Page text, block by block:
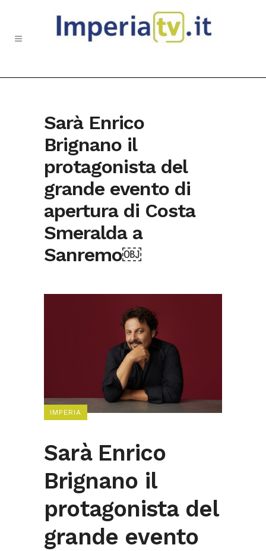
Sarà Enrico
Brignano il
protagonista del
grande evento di
apertura di Costa
Smeralda a
Sanremo￼
IMPERIA
Sarà Enrico
Brignano il
protagonista del
grande evento